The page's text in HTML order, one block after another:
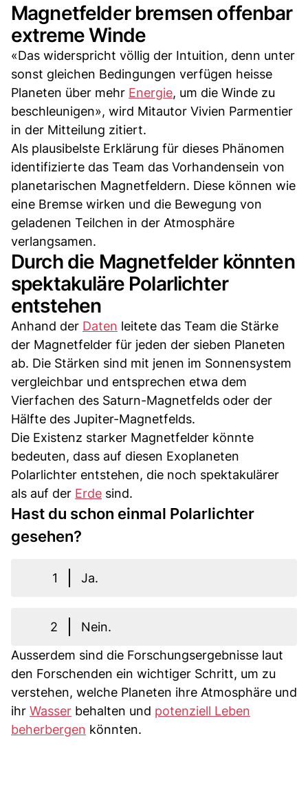
Magnetfelder bremsen offenbar
extreme Winde
«Das widerspricht völlig der Intuition, denn unter
sonst gleichen Bedingungen verfügen heisse
Planeten über mehr Energie, um die Winde zu
beschleunigen», wird Mitautor Vivien Parmentier
in der Mitteilung zitiert.
Als plausibelste Erklärung für dieses Phänomen
identifizierte das Team das Vorhandensein von
planetarischen Magnetfeldern. Diese können wie
eine Bremse wirken und die Bewegung von
geladenen Teilchen in der Atmosphäre
verlangsamen.
Durch die Magnetfelder könnten
spektakuläre Polarlichter
entstehen
Anhand der Daten leitete das Team die Stärke
der Magnetfelder für jeden der sieben Planeten
ab. Die Stärken sind mit jenen im Sonnensystem
vergleichbar und entsprechen etwa dem
Vierfachen des Saturn-Magnetfelds oder der
Hälfte des Jupiter-Magnetfelds.
Die Existenz starker Magnetfelder könnte
bedeuten, dass auf diesen Exoplaneten
Polarlichter entstehen, die noch spektakulärer
als auf der Erde sind.
Hast du schon einmal Polarlichter
gesehen?
1 Ja.
2
Nein.
Ausserdem sind die Forschungsergebnisse laut
den Forschenden ein wichtiger Schritt, um zu
verstehen, welche Planeten ihre Atmosphäre und
ihr Wasser behalten und potenziell Leben
beherbergen könnten.